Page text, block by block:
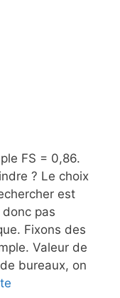
FS = 0,86.
? Le choix
est
donc pas
Fixons des
Valeur de
bureaux, on